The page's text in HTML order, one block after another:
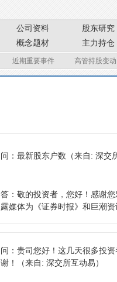
公司资料 股东研究
概念题材 主力持仓
近期重要事件 高管持股变动
问： 最新股东户数 （来自: 深交
答： 敬的投资者，您好！感谢
露媒体为《证券时报》和巨潮
问： 贵司您好！这几天很多投
谢！
（来自: 深交所互动易）